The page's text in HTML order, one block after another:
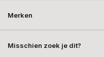
Merken
Misschien zoek je dit?